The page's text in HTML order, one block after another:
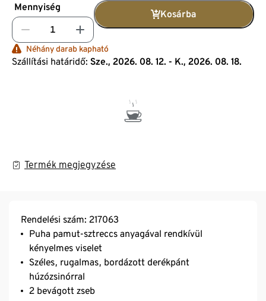
Mennyiség
Kosárba
Néhány darab kapható
Szállítási határidő: Sze., 2026. 08. 12. - K., 2026. 08. 18.
Termék megjegyzése
Rendelési szám: 217063
Puha pamut-sztreccs anyagával rendkívül
kényelmes viselet
Széles, rugalmas, bordázott derékpánt
húzózsinórral
2 bevágott zseb